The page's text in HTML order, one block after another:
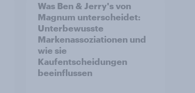
Was Ben & Jerry's von
Magnum unterscheidet:
Unterbewusste
Markenassoziationen und
wie sie
Kaufentscheidungen
beeinflussen